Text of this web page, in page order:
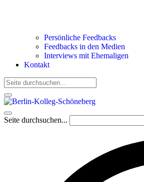
Persönliche Feedbacks
Feedbacks in den Medien
Interviews mit Ehemaligen
Kontakt
Seite durchsuchen...